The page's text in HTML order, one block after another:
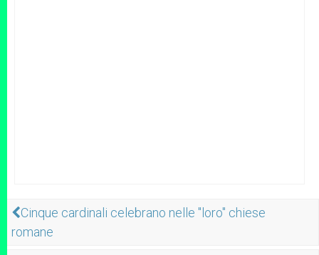
Cinque cardinali celebrano nelle "loro" chiese
romane